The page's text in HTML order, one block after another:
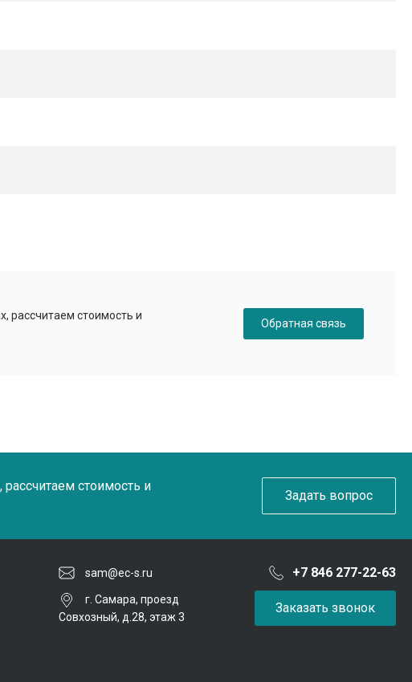
рассчитаем стоимость и
Обратная связь
стоимость и
Задать вопрос
sam@ec-s.ru +7 846 277-22-63
г. Самара, проезд
Совхозный, д.28, этаж 3
Заказать звонок